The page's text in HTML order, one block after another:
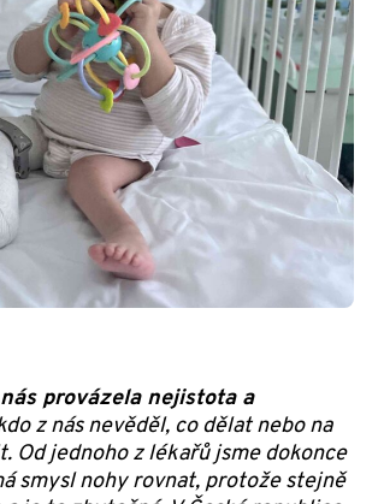
provázela nejistota a
z nás nevěděl, co dělat nebo na
Od jednoho z lékařů jsme dokonce
smysl nohy rovnat, protože stejně